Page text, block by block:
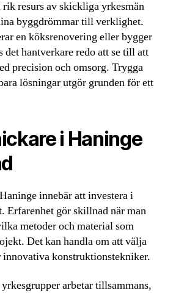
resurs av skickliga yrkesmän
byggdrömmar till verklighet.
en köksrenovering eller bygger
det hantverkare redo att se till att
precision och omsorg. Trygga
lösningar utgör grunden för ett
i Haninge
innebär att investera i
Erfarenhet gör skillnad när man
metoder och material som
Det kan handla om att välja
innovativa konstruktionstekniker.
arbetar tillsammans,